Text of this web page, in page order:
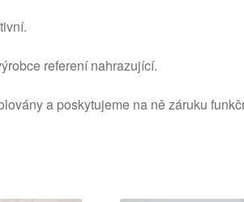
referení nahrazující.
a poskytujeme na ně záruku